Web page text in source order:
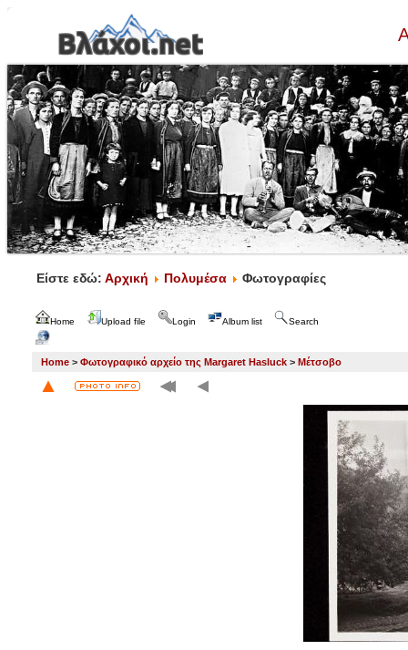
Είστε εδώ: Αρχική Πολυμέσα Φωτογραφίες
Home Upload file Login Album list Search
Home > Φωτογραφικό αρχείο της Margaret Hasluck > Μέτσοβο